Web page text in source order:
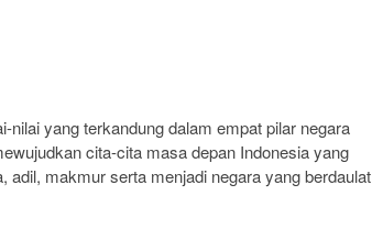
nilai yang terkandung dalam empat pilar negara
cita-cita masa depan Indonesia yang
adil, makmur serta menjadi negara yang berdaulat